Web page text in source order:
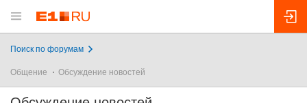
Поиск по форумам
Общение Обсуждение новостей